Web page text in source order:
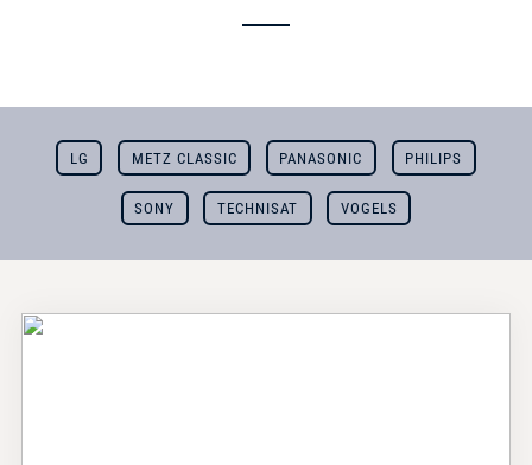
LG METZ CLASSIC PANASONIC PHILIPS
SONY TECHNISAT VOGELS